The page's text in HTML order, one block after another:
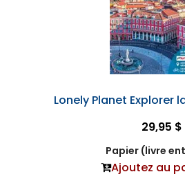
Lonely Planet Explorer
29,95 $
Papier (livre
Ajoutez au